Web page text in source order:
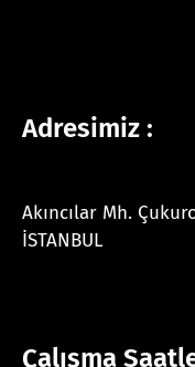
Adresimiz :
Akıncılar Mh.
İSTANBUL
Çalışma